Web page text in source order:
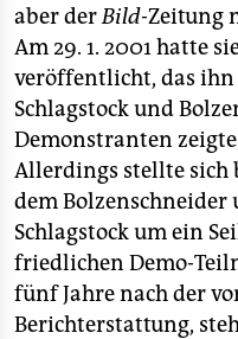
verlag
verlag
veranstaltungen
shop
fragen & hilfe
unterstützen
abo
aber derBild-Zeitung
Am 29. 1. 2001 hatte
veröffentlicht, das
Schlagstock und
Demonstranten
Allerdings stellte sich
dem Bolzenschneider
Schlagstock um ein
friedlichen Demo-
fünf Jahre nach der
Berichterstattung,